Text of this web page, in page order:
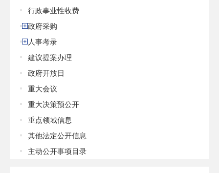
行政事业性收费
政府采购
人事考录
建议提案办理
政府开放日
重大会议
重大决策预公开
重点领域信息
其他法定公开信息
主动公开事项目录